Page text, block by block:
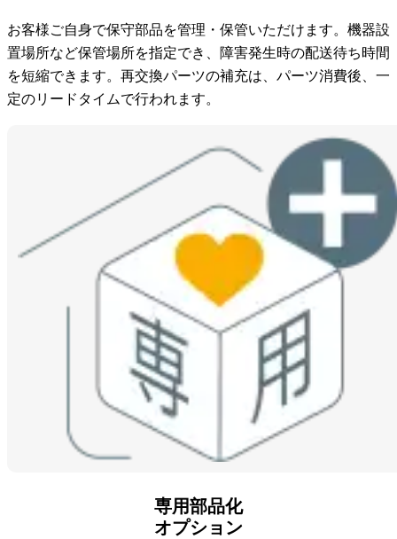
お客様ご自身で保守部品を管理・保管いただけます。機器設
置場所など保管場所を指定でき、障害発生時の配送待ち時間
を短縮できます。再交換パーツの補充は、パーツ消費後、一
定のリードタイムで行われます。
専用部品化
オプション